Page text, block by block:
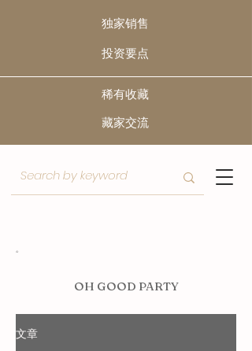
独家销售
​投资要点
稀有收藏
​藏家交流
OH GOOD PARTY
文章